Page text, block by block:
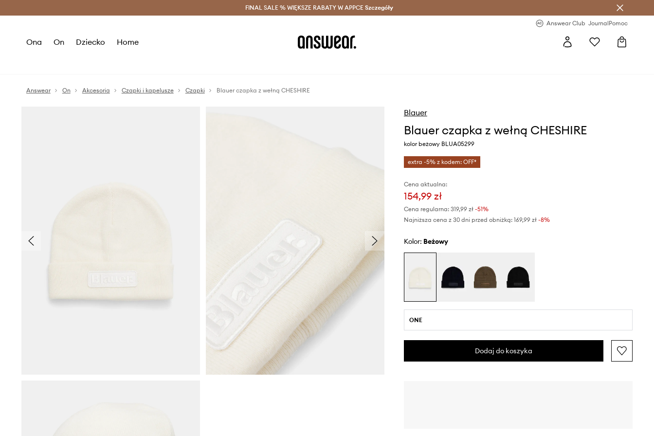
Oszczędzaj z Answear Club > Dostawa nawet w 24h >
FINAL SALE % WIĘKSZE RABATY W APPCE Szczegóły
Answear Club JournalPomoc
Ona On Dziecko Home
Answear On Akcesoria Czapki i kapelusze Czapki Blauer czapka z wełną CHESHIRE
Blauer
Blauer czapka z wełną CHESHIRE
kolor beżowy BLUA05299
extra -5% z kodem: OFF*
Cena aktualna:
154,99 zł
Cena regularna: 319,99 zł-51%
Najniższa cena z 30 dni przed obniżką: 169,99 zł -8%
Kolor: beżowy
ONE
Dodaj do koszyka